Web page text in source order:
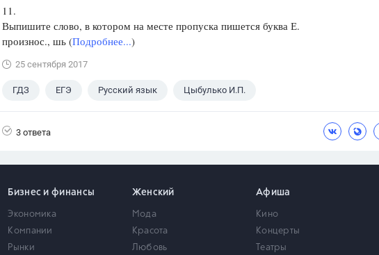
11.
Выпишите слово, в котором на месте пропуска пишется буква Е.
произнос., шь (Подробнее...)
25 сентября 2017
ГДЗ ЕГЭ Русский язык Цыбулько И.П.
3 ответа
Бизнес и финансы
Экономика
Компании
Рынки
Женский
Мода
Красота
Любовь
Афиша
Кино
Концерты
Театры